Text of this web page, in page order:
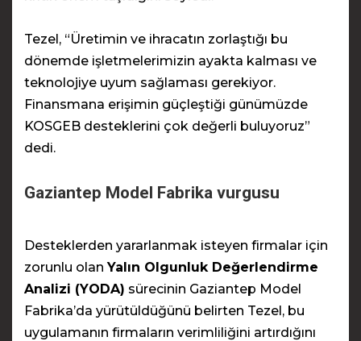
Tezel, “Üretimin ve ihracatın zorlaştığı bu
dönemde işletmelerimizin ayakta kalması ve
teknolojiye uyum sağlaması gerekiyor.
Finansmana erişimin güçleştiği günümüzde
KOSGEB desteklerini çok değerli buluyoruz”
dedi.
Gaziantep Model Fabrika vurgusu
Desteklerden yararlanmak isteyen firmalar için
zorunlu olanYalın Olgunluk Değerlendirme
Analizi (YODA) sürecinin Gaziantep Model
Fabrika’da yürütüldüğünü belirten Tezel, bu
uygulamanın firmaların verimliliğini artırdığını